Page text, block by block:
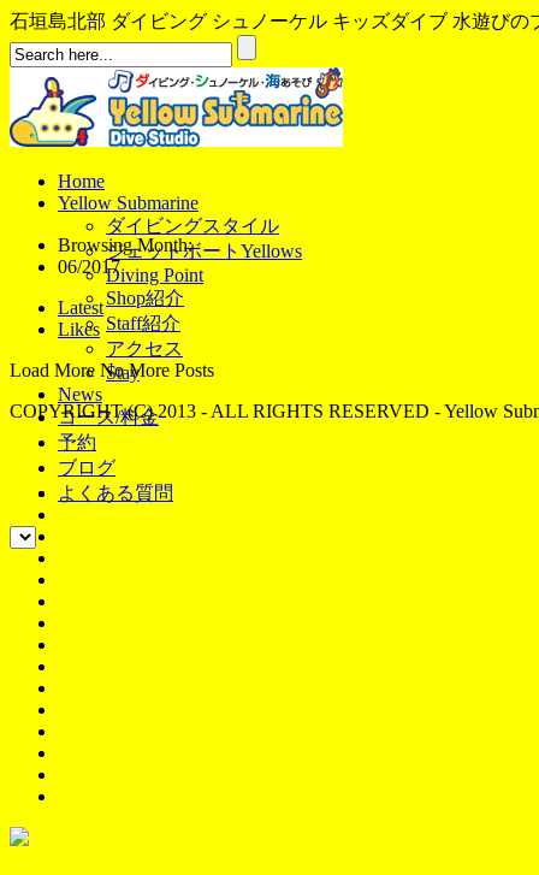
石垣島北部 ダイビング シュノーケル キッズダイブ 水遊びの
Home
Yellow Submarine
ダイビングスタイル
ジェットボートYellows
Diving Point
Shop紹介
Staff紹介
アクセス
Stay
News
コース/料金
予約
ブログ
よくある質問
Browsing Month:
06/2017
Latest
Likes
Load More No More Posts
COPYRIGHT (C) 2013 - ALL RIGHTS RESERVED - Yellow